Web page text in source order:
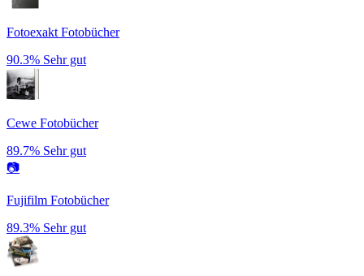
Fotoexakt Fotobücher
90.3% Sehr gut
Cewe Fotobücher
89.7% Sehr gut
📷
Fujifilm Fotobücher
89.3% Sehr gut